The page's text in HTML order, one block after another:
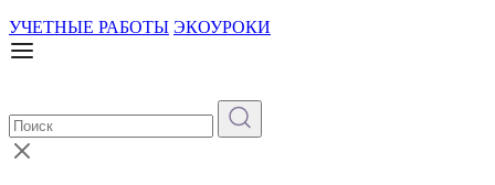
УЧЕТНЫЕ РАБОТЫ ЭКОУРОКИ